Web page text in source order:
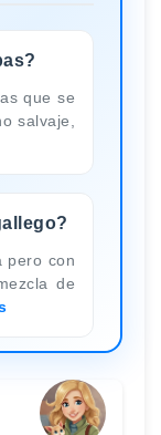
que se
salvaje,
pero con
de